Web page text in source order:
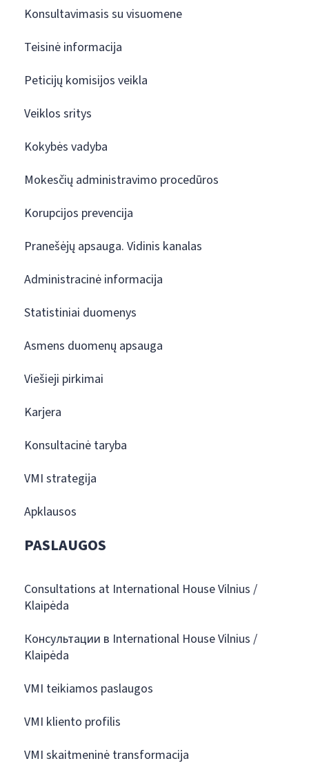
Konsultavimasis su visuomene
Teisinė informacija
Peticijų komisijos veikla
Veiklos sritys
Kokybės vadyba
Mokesčių administravimo procedūros
Korupcijos prevencija
Pranešėjų apsauga. Vidinis kanalas
Administracinė informacija
Statistiniai duomenys
Asmens duomenų apsauga
Viešieji pirkimai
Karjera
Konsultacinė taryba
VMI strategija
Apklausos
PASLAUGOS
Consultations at International House Vilnius /
Klaipėda
Консультации в International House Vilnius /
Klaipėda
VMI teikiamos paslaugos
VMI kliento profilis
VMI skaitmeninė transformacija